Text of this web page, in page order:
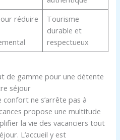
réduire
Tourisme
durable et
respectueux
de gamme pour une détente
séjour
confort ne s’arrête pas à
propose une multitude
la vie des vacanciers tout
L’accueil y est